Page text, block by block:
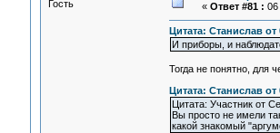
Гость
« Ответ #81 : 06
Цитата: Станислав
И приборы, и
Тогда не понятно, для
Цитата: Станислав
Цитата: Участник от
Вы просто не имели
какой знакомый